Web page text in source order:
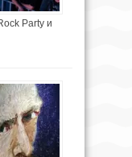
Party и